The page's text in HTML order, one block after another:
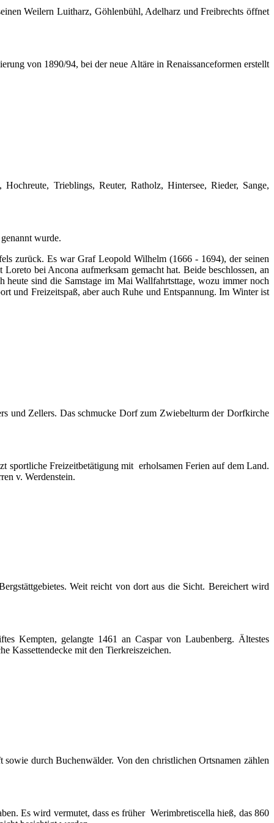
Weilern Luitharz, Göhlenbühl, Adelharz und Freibrechts öffnet
von 1890/94, bei der neue Altäre in Renaissanceformen erstellt
Trieblings, Reuter, Ratholz, Hintersee, Rieder, Sange,
wurde.
zurück. Es war Graf Leopold Wilhelm (1666 - 1694), der seinen
bei Ancona aufmerksam gemacht hat. Beide beschlossen, an
sind die Samstage im Mai Wallfahrtsttage, wozu immer noch
und Freizeitspaß, aber auch Ruhe und Entspannung. Im Winter ist
und Zellers. Das schmucke Dorf zum Zwiebelturm der Dorfkirche
sportliche Freizeitbetätigung mit erholsamen Ferien auf dem Land.
v. Werdenstein.
Weit reicht von dort aus die Sicht. Bereichert wird
Kempten, gelangte 1461 an Caspar von Laubenberg. Ältestes
Kassettendecke mit den Tierkreiszeichen.
durch Buchenwälder. Von den christlichen Ortsnamen zählen
Es wird vermutet, dass es früher Werimbretiscella hieß, das 860